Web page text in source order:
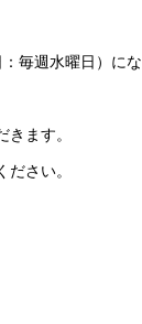
毎週水曜日）にな
ます。
さい。